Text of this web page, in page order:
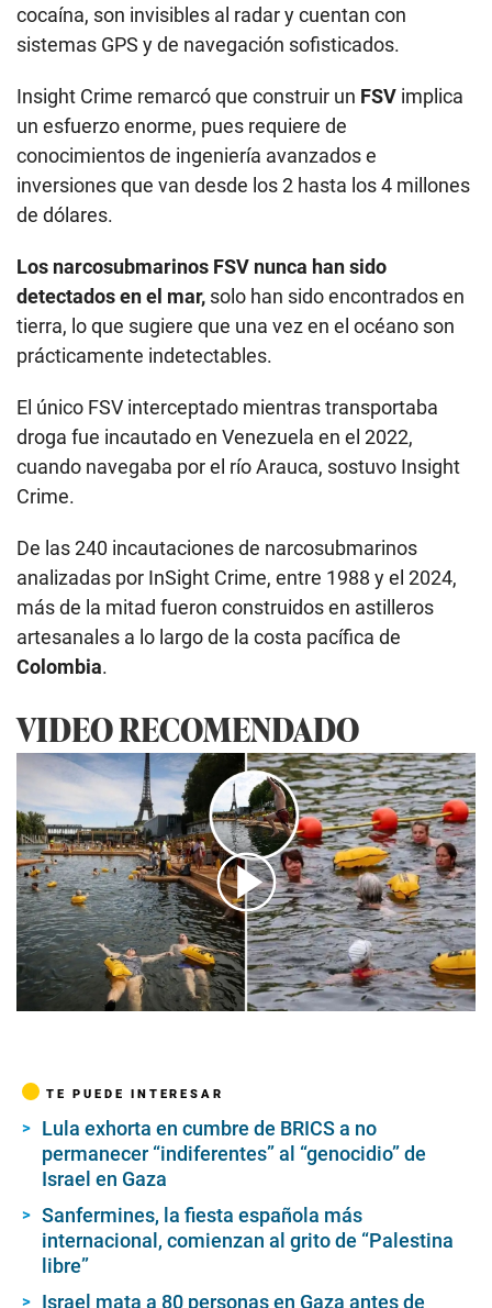
cocaína, son invisibles al radar y cuentan con
sistemas GPS y de navegación sofisticados.
Insight Crime remarcó que construir un FSV implica
un esfuerzo enorme, pues requiere de
conocimientos de ingeniería avanzados e
inversiones que van desde los 2 hasta los 4 millones
de dólares.
Los narcosubmarinos FSV nunca han sido
detectados en el mar, solo han sido encontrados en
tierra, lo que sugiere que una vez en el océano son
prácticamente indetectables.
El único FSV interceptado mientras transportaba
droga fue incautado en Venezuela en el 2022,
cuando navegaba por el río Arauca, sostuvo Insight
Crime.
De las 240 incautaciones de narcosubmarinos
analizadas por InSight Crime, entre 1988 y el 2024,
más de la mitad fueron construidos en astilleros
artesanales a lo largo de la costa pacífica de
Colombia.
VIDEO RECOMENDADO
00:00/01:57
TE PUEDE INTERESAR
Lula exhorta en cumbre de BRICS a no
permanecer “indiferentes” al “genocidio” de
Israel en Gaza
Sanfermines, la fiesta española más
internacional, comienzan al grito de “Palestina
libre”
Israel mata a 80 personas en Gaza antes de